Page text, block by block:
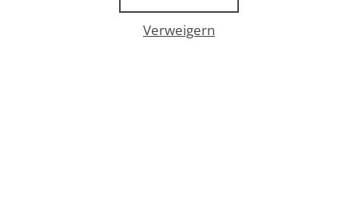
KONTAKTFORMULAR
Verweigern